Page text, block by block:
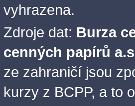
vyhrazena.
Zdroje dat: Burza
cenných papírů
ze zahraničí jsou
kurzy z BCPP, a to